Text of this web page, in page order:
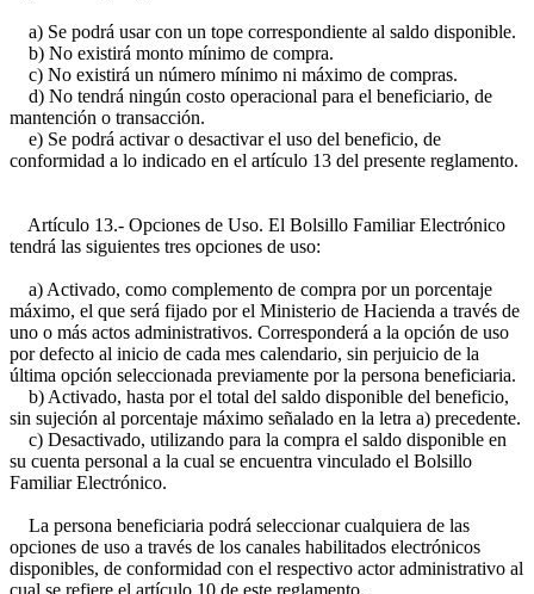
a) Se podrá usar con un tope correspondiente al saldo disponible.
b) No existirá monto mínimo de compra.
c) No existirá un número mínimo ni máximo de compras.
d) No tendrá ningún costo operacional para el beneficiario, de
mantención o transacción.
e) Se podrá activar o desactivar el uso del beneficio, de
conformidad a lo indicado en el artículo 13 del presente reglamento.
Artículo 13.- Opciones de Uso. El Bolsillo Familiar Electrónico
tendrá las siguientes tres opciones de uso:
a) Activado, como complemento de compra por un porcentaje
máximo, el que será fijado por el Ministerio de Hacienda a través de
uno o más actos administrativos. Corresponderá a la opción de uso
por defecto al inicio de cada mes calendario, sin perjuicio de la
última opción seleccionada previamente por la persona beneficiaria.
b) Activado, hasta por el total del saldo disponible del beneficio,
sin sujeción al porcentaje máximo señalado en la letra a) precedente.
c) Desactivado, utilizando para la compra el saldo disponible en
su cuenta personal a la cual se encuentra vinculado el Bolsillo
Familiar Electrónico.
La persona beneficiaria podrá seleccionar cualquiera de las
opciones de uso a través de los canales habilitados electrónicos
disponibles, de conformidad con el respectivo actor administrativo al
cual se refiere el artículo 10 de este reglamento.